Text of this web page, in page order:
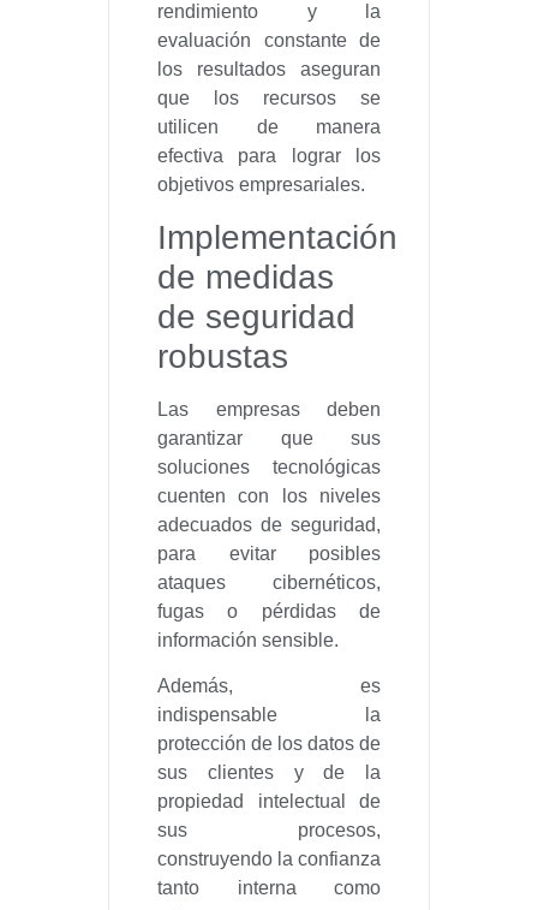
rendimiento y la
evaluación constante de
los resultados aseguran
que los recursos se
utilicen de manera
efectiva para lograr los
objetivos empresariales.
Implementación
de medidas
de seguridad
robustas
Las empresas deben
garantizar que sus
soluciones tecnológicas
cuenten con los niveles
adecuados de seguridad,
para evitar posibles
ataques cibernéticos,
fugas o pérdidas de
información sensible.
Además, es
indispensable la
protección de los datos de
sus clientes y de la
propiedad intelectual de
sus procesos,
construyendo la confianza
tanto interna como